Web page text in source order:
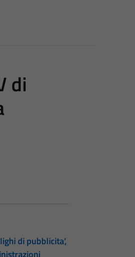
di
di pubblicita’,